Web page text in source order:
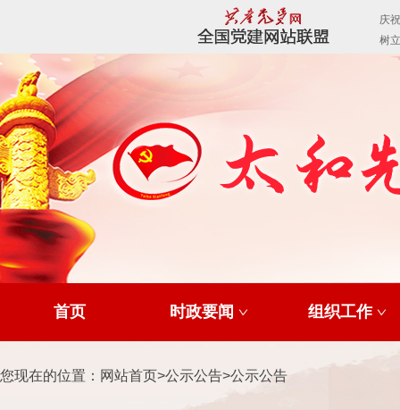
首页 时政要闻 组织工作
您现在的位置： 网站首页>公示公告>公示公告